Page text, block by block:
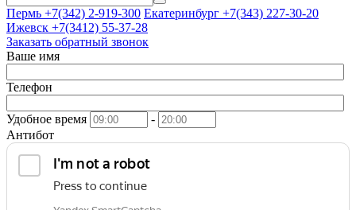
Пермь +7(342) 2-919-300 Екатеринбург +7(343) 227-30-20
Ижевск +7(3412) 55-37-28
Заказать обратный звонок
Ваше имя
Телефон
Удобное время
-
Антибот